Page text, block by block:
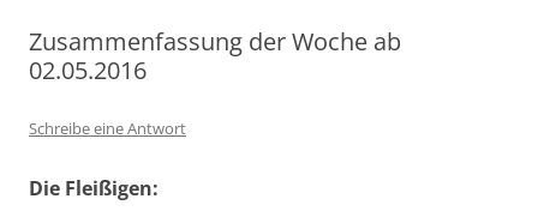
Zusammenfassung der Woche ab
02.05.2016
Schreibe eine Antwort
Die Fleißigen: